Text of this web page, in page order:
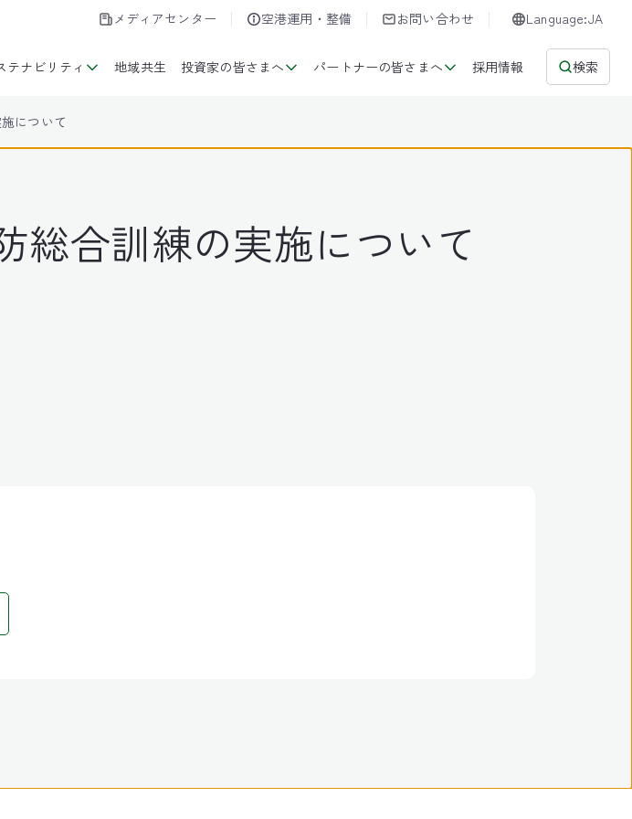
メディアセンター 空港運用・整備 お問い合わせ Language:JA
テナビリティ 地域共生 投資家の皆さまへ パートナーの皆さまへ 採用情報 検索
について
総合訓練の実施について